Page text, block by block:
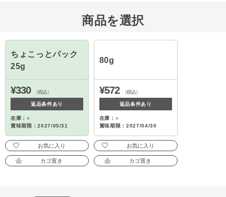
商品を選択
ちょこっとパック
25g
¥330 （税込）
返品条件あり
在庫：○
賞味期限：2027/05/31
お気に入り
カゴ置き
80g
¥572 （税込）
返品条件あり
在庫：○
賞味期限：2027/04/30
お気に入り
カゴ置き